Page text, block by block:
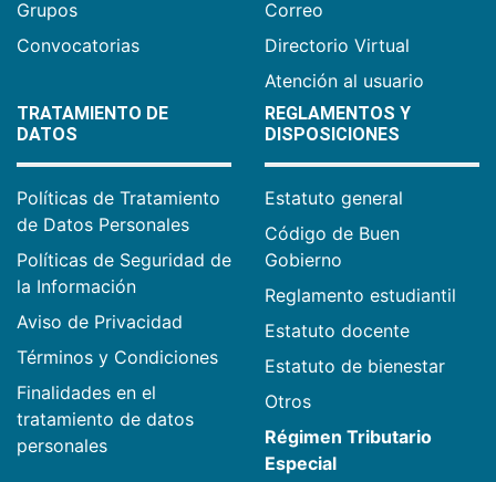
Grupos
Convocatorias
Correo
Directorio Virtual
Atención al usuario
TRATAMIENTO DE
DATOS
Políticas de Tratamiento
de Datos Personales
Políticas de Seguridad de
la Información
Aviso de Privacidad
Términos y Condiciones
Finalidades en el
tratamiento de datos
personales
REGLAMENTOS Y
DISPOSICIONES
Estatuto general
Código de Buen
Gobierno
Reglamento estudiantil
Estatuto docente
Estatuto de bienestar
Otros
Régimen Tributario
Especial